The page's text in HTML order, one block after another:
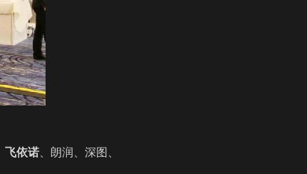
飞依诺 、朗润、深图、